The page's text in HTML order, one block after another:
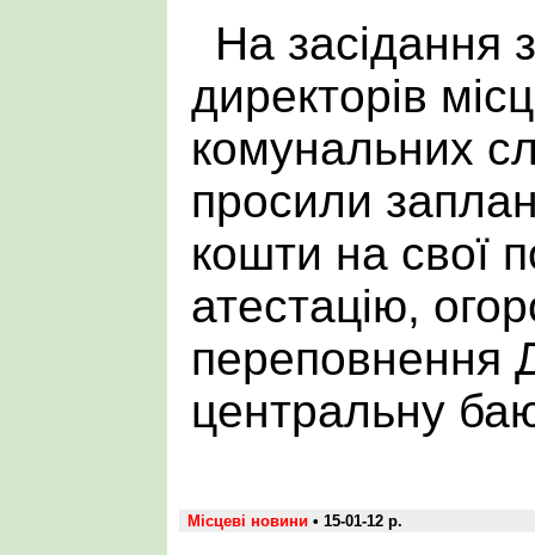
На засідання
директорів
комунальних
просили
кошти на свої
атестацію,
переповнення
центральну
Місцеві новини • 15-01-12 р.